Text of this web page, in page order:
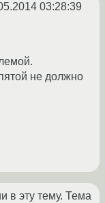
03:28:39
не должно
в эту тему. Тема